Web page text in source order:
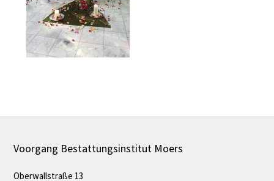
Voorgang Bestattungsinstitut Moers
Oberwallstraße 13